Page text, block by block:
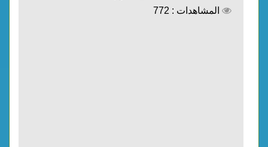
المشاهدات : 772